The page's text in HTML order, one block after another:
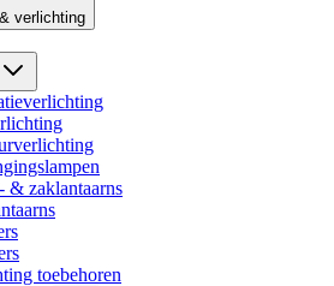
verlichting
& zaklantaarns
toebehoren